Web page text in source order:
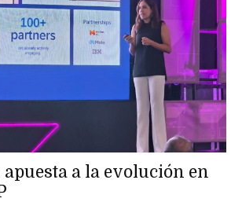
a la evolución en